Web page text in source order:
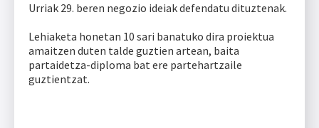
Urriak 29. beren negozio ideiak defendatu dituztenak.
Lehiaketa honetan 10 sari banatuko dira proiektua
amaitzen duten talde guztien artean, baita
partaidetza-diploma bat ere partehartzaile
guztientzat.